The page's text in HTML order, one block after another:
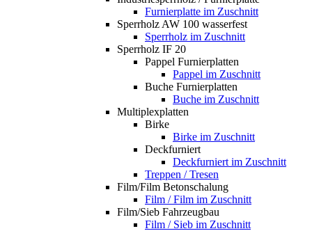
Furnierplatte im Zuschnitt
Sperrholz AW 100 wasserfest
Sperrholz im Zuschnitt
Sperrholz IF 20
Pappel Furnierplatten
Pappel im Zuschnitt
Buche Furnierplatten
Buche im Zuschnitt
Multiplexplatten
Birke
Birke im Zuschnitt
Deckfurniert
Deckfurniert im Zuschnitt
Treppen / Tresen
Film/Film Betonschalung
Film / Film im Zuschnitt
Film/Sieb Fahrzeugbau
Film / Sieb im Zuschnitt